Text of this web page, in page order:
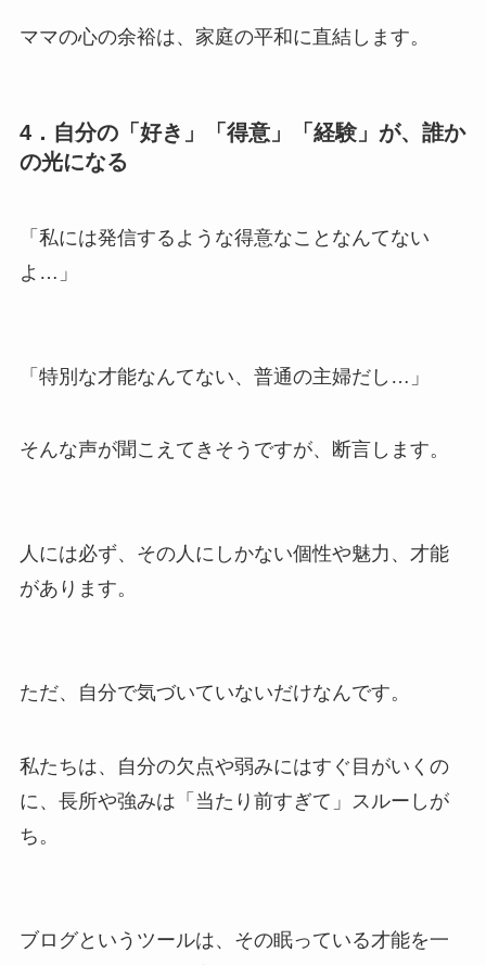
ママの心の余裕は、家庭の平和に直結します。
4．自分の「好き」「得意」「経験」が、誰か
の光になる
「私には発信するような得意なことなんてない
よ…」
「特別な才能なんてない、普通の主婦だし…」
そんな声が聞こえてきそうですが、断言します。
人には必ず、その人にしかない個性や魅力、才能
があります。
ただ、自分で気づいていないだけなんです。
私たちは、自分の欠点や弱みにはすぐ目がいくの
に、長所や強みは「当たり前すぎて」スルーしが
ち。
ブログというツールは、その眠っている才能を一